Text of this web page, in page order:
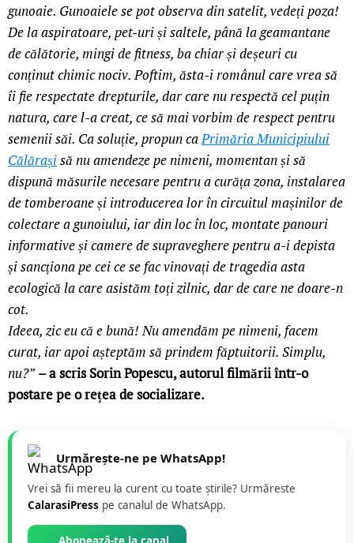
gunoaie. Gunoaiele se pot observa din satelit, vedeți poza!
De la aspiratoare, pet-uri și saltele, până la geamantane
de călătorie, mingi de fitness, ba chiar și deșeuri cu
conținut chimic nociv. Poftim, ăsta-i românul care vrea să
îi fie respectate drepturile, dar care nu respectă cel puțin
natura, care l-a creat, ce să mai vorbim de respect pentru
semenii săi. Ca soluție, propun caPrimăria Municipiului
Călărașisă nu amendeze pe nimeni, momentan și să
dispună măsurile necesare pentru a curăța zona, instalarea
de tomberoane și introducerea lor în circuitul mașinilor de
colectare a gunoiului, iar din loc în loc, montate panouri
informative și camere de supraveghere pentru a-i depista
și sancționa pe cei ce se fac vinovați de tragedia asta
ecologică la care asistăm toți zilnic, dar de care ne doare-n
cot.
Ideea, zic eu că e bună! Nu amendăm pe nimeni, facem
curat, iar apoi așteptăm să prindem făptuitorii. Simplu,
nu?” – a scris Sorin Popescu, autorul filmării într-o
postare pe o rețea de socializare.
Urmărește-ne pe WhatsApp!
Vrei să fii mereu la curent cu toate știrile? Urmăreste
CalarasiPress pe canalul de WhatsApp.